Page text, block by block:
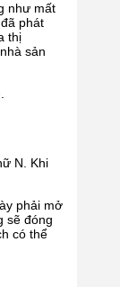
như mất
phát
thị
sản
N. Khi
phải mở
sẽ đóng
có thể